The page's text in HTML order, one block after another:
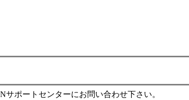
ポートセンターにお問い合わせ下さい。